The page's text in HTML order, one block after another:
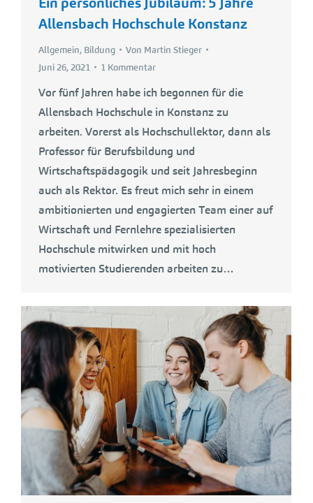
Allensbach Hochschule Konstanz
Allgemein, Bildung Von Martin Stieger
Juni 26, 2021
1 Kommentar
Vor fünf Jahren habe ich begonnen für die
Allensbach Hochschule in Konstanz zu
arbeiten. Vorerst als Hochschullektor, dann als
Professor für Berufsbildung und
Wirtschaftspädagogik und seit Jahresbeginn
auch als Rektor. Es freut mich sehr in einem
ambitionierten und engagierten Team einer auf
Wirtschaft und Fernlehre spezialisierten
Hochschule mitwirken und mit hoch
motivierten Studierenden arbeiten zu…